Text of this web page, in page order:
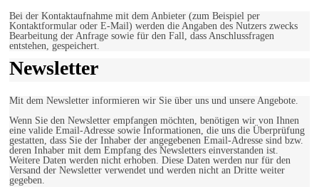
Bei der Kontaktaufnahme mit dem Anbieter (zum Beispiel per
Kontaktformular oder E-Mail) werden die Angaben des Nutzers zwecks
Bearbeitung der Anfrage sowie für den Fall, dass Anschlussfragen
entstehen, gespeichert.
Newsletter
Mit dem Newsletter informieren wir Sie über uns und unsere Angebote.
Wenn Sie den Newsletter empfangen möchten, benötigen wir von Ihnen
eine valide Email-Adresse sowie Informationen, die uns die Überprüfung
gestatten, dass Sie der Inhaber der angegebenen Email-Adresse sind bzw.
deren Inhaber mit dem Empfang des Newsletters einverstanden ist.
Weitere Daten werden nicht erhoben. Diese Daten werden nur für den
Versand der Newsletter verwendet und werden nicht an Dritte weiter
gegeben.